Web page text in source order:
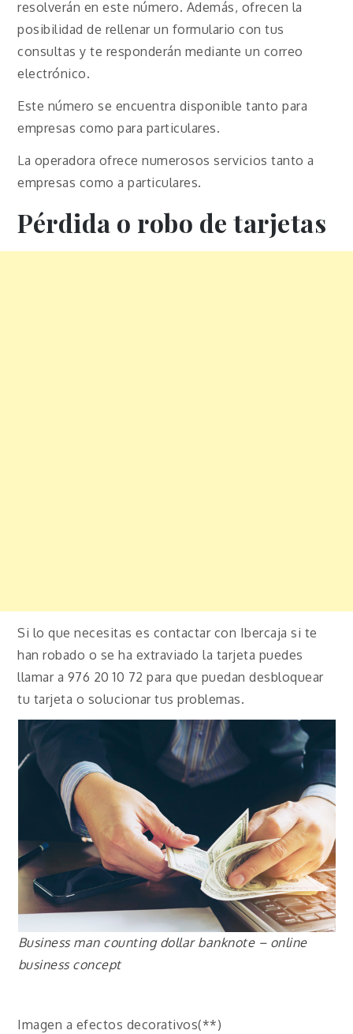
resolverán en este número. Además, ofrecen la
posibilidad de rellenar un formulario con tus
consultas y te responderán mediante un correo
electrónico.
Este número se encuentra disponible tanto para
empresas como para particulares.
La operadora ofrece numerosos servicios tanto a
empresas como a particulares.
Pérdida o robo de tarjetas
Si lo que necesitas es contactar con Ibercaja si te
han robado o se ha extraviado la tarjeta puedes
llamar a 976 20 10 72 para que puedan desbloquear
tu tarjeta o solucionar tus problemas.
Business man counting dollar banknote – online
business concept
Imagen a efectos decorativos(**)